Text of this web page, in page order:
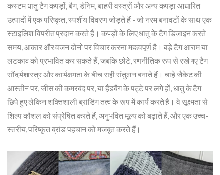
कस्टम धातु टैग कपड़ों, बैग, डेनिम, बाहरी वस्त्रों और अन्य कपड़ा आधारित
उत्पादों में एक परिष्कृत, स्पर्शीय विवरण जोड़ते हैं - जो नरम बनावटों के साथ एक
स्टाइलिश विपरीत प्रदान करते हैं। कपड़ों के लिए धातु के टैग डिजाइन करते
समय, आकार और वजन दोनों पर विचार करना महत्वपूर्ण है। बड़े टैग आराम या
लटकाव को प्रभावित कर सकते हैं, जबकि छोटे, रणनीतिक रूप से रखे गए टैग
सौंदर्यशास्त्र और कार्यक्षमता के बीच सही संतुलन बनाते हैं। चाहे जैकेट की
आस्तीन पर, जींस की कमरबंद पर, या हैंडबैग के पट्टे पर लगे हों, धातु के टैग
छिपे हुए लेकिन शक्तिशाली ब्रांडिंग तत्व के रूप में कार्य करते हैं। वे सूक्ष्मता से
शिल्प कौशल को संप्रेषित करते हैं, अनुभवित मूल्य को बढ़ाते हैं, और एक उच्च-
स्तरीय, परिष्कृत ब्रांड पहचान को मजबूत करते हैं।